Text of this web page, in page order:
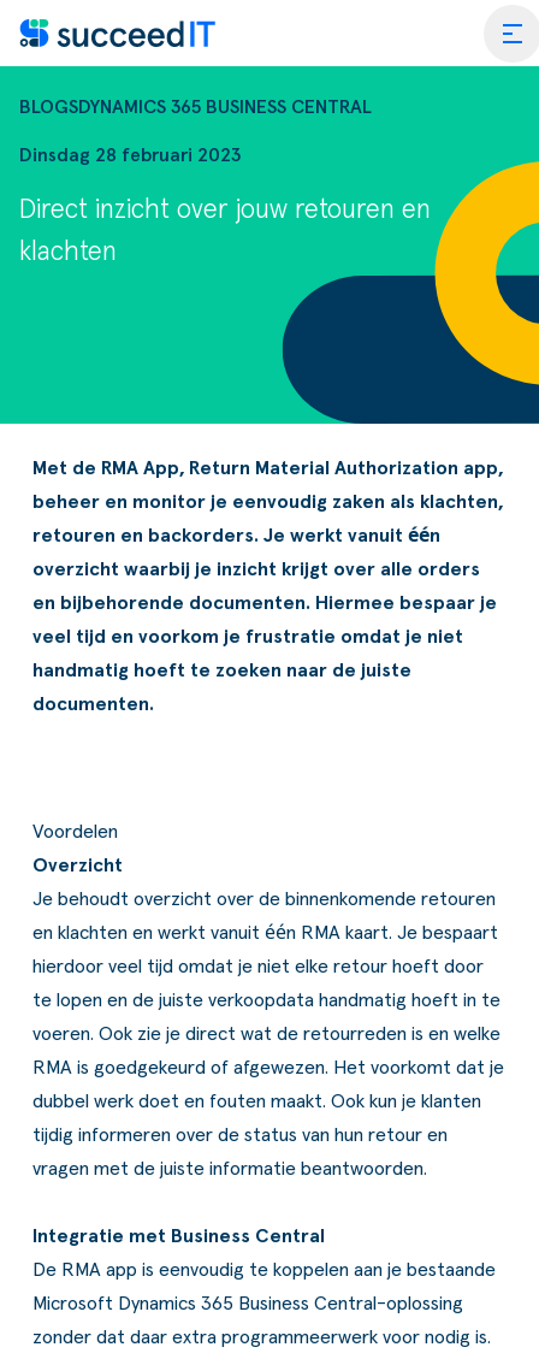
Central
Wat is
Wat is
Scanning
Factuurverwerking
Transportorders
Workflow
Voorraad management &
Documenten aanpassen
Blogs & Nieuws
Webinars & Events
Downloads
Klantcases
Business Central Trainingen
SucceedIT
aanpak
klanten
team
bij SucceedIT
BLOGSDYNAMICS 365 BUSINESS CENTRAL
Dinsdag 28 februari 2023
Direct inzicht over jouw retouren en
klachten
Met de RMA App, Return Material Authorization app,
beheer en monitor je eenvoudig zaken als klachten,
retouren en backorders. Je werkt vanuit één
overzicht waarbij je inzicht krijgt over alle orders
en bijbehorende documenten. Hiermee bespaar je
veel tijd en voorkom je frustratie omdat je niet
handmatig hoeft te zoeken naar de juiste
documenten.
Voordelen
Overzicht
Je behoudt overzicht over de binnenkomende retouren
en klachten en werkt vanuit één RMA kaart. Je bespaart
hierdoor veel tijd omdat je niet elke retour hoeft door
te lopen en de juiste verkoopdata handmatig hoeft in te
voeren. Ook zie je direct wat de retourreden is en welke
RMA is goedgekeurd of afgewezen. Het voorkomt dat je
dubbel werk doet en fouten maakt. Ook kun je klanten
tijdig informeren over de status van hun retour en
vragen met de juiste informatie beantwoorden.
Integratie met Business Central
De RMA app is eenvoudig te koppelen aan je bestaande
Microsoft Dynamics 365 Business Central-oplossing
zonder dat daar extra programmeerwerk voor nodig is.